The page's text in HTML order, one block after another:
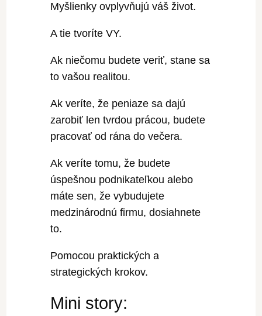
Myšlienky ovplyvňujú váš život.
A tie tvoríte VY.
Ak niečomu budete veriť, stane sa
to vašou realitou.
Ak veríte, že peniaze sa dajú
zarobiť len tvrdou prácou, budete
pracovať od rána do večera.
Ak veríte tomu, že budete
úspešnou podnikateľkou alebo
máte sen, že vybudujete
medzinárodnú firmu, dosiahnete
to.
Pomocou praktických a
strategických krokov.
Mini story: